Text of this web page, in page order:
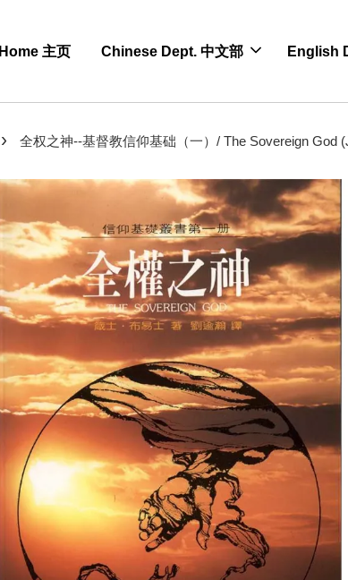
Home 主页 Chinese Dept. 中文部 English
› 全权之神--基督教信仰基础（一）/ The Sovereign God